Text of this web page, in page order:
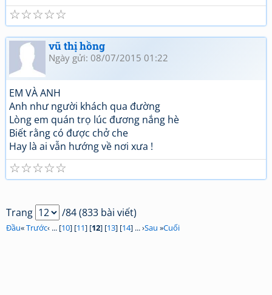
☆
☆
☆
☆
☆
vũ thị hồng
Ngày gửi: 08/07/2015 01:22
EM VÀ ANH
Anh như người khách qua đường
Lòng em quán trọ lúc đương nắng hè
Biết rằng có được chở che
Hay là ai vẫn hướng về nơi xưa !
☆
☆
☆
☆
☆
Trang /84 (833 bài viết)
Đầu«Trước‹ ... [10] [11] [12] [13] [14] ... ›Sau »Cuối